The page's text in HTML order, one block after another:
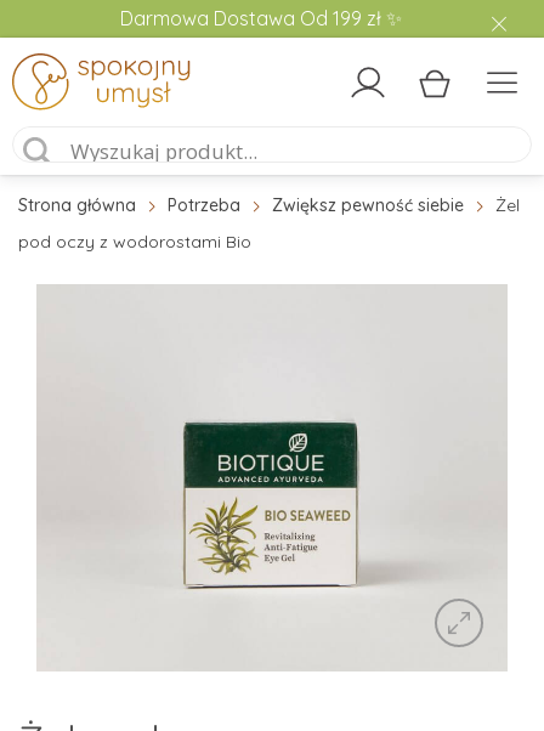
Darmowa Dostawa Od 199 zł ✨
Strona główna Potrzeba Zwiększ pewność siebie
Żel
pod oczy z wodorostami Bio